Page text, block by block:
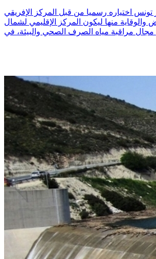
تونس اختياره رسميا من قبل المركز الإفريقي
والوقاية منها ليكون المركز الإقليمي لشمال